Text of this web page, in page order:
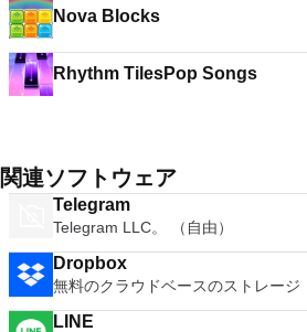
Nova Blocks
Rhythm TilesPop Songs
関連ソフトウェア
Telegram
Telegram LLC。 （自由）
Dropbox
無料のクラウドベースのストレージ
LINE